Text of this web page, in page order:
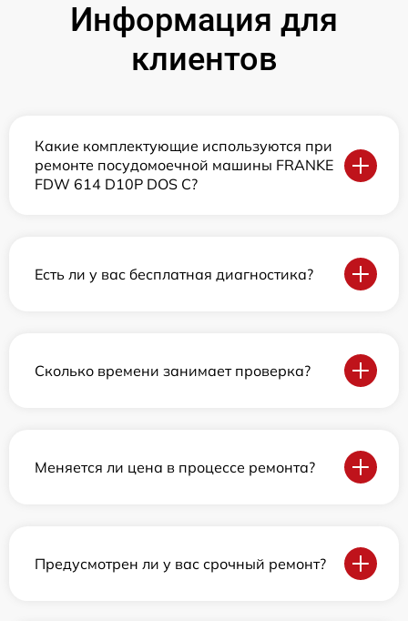
Информация для
клиентов
Какие комплектующие используются при
ремонте посудомоечной машины FRANKE
FDW 614 D10P DOS C?
Есть ли у вас бесплатная диагностика?
Сколько времени занимает проверка?
Меняется ли цена в процессе ремонта?
Предусмотрен ли у вас срочный ремонт?